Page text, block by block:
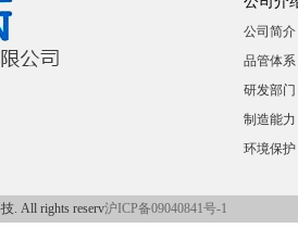
公司简介
品管体系
研发部门
制造能力
环境保护
. All rights reserv沪ICP备09040841号-1